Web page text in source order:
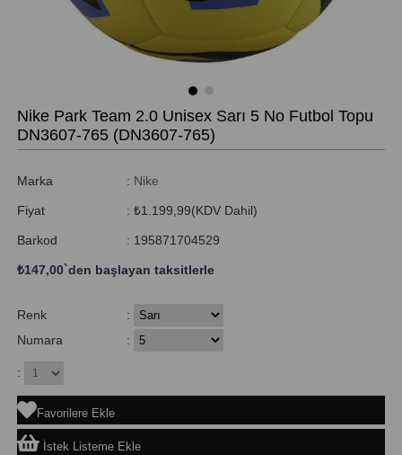
Nike Park Team 2.0 Unisex Sarı 5 No Futbol Topu
DN3607-765 (DN3607-765)
Marka : Nike
Fiyat : ₺1.199,99(KDV Dahil)
Barkod : 195871704529
₺147,00`den başlayan taksitlerle
Renk
:
Numara
:
:
Favorilere Ekle
İstek Listeme Ekle